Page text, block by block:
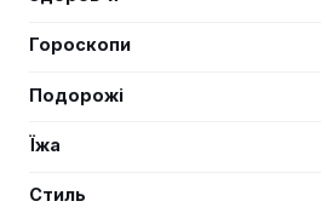
Гороскопи
Подорожі
Їжа
Стиль